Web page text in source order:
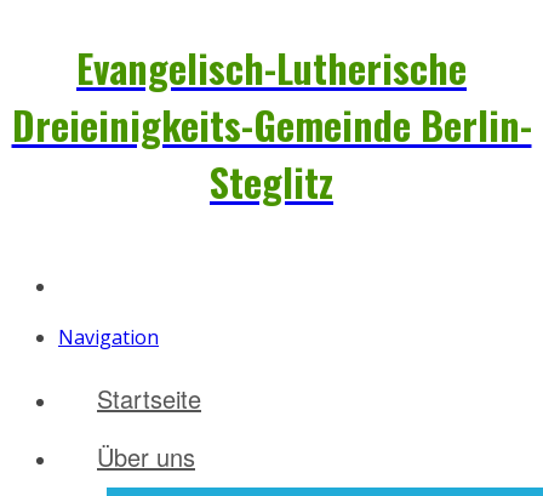
Evangelisch-Lutherische
Dreieinigkeits-Gemeinde Berlin-
Steglitz
Navigation
Startseite
Über uns